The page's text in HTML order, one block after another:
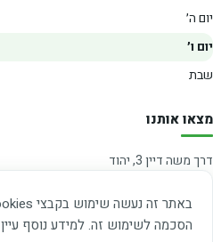
הסכמה לשימוש זה. למידע נוסף עיין
יום ה׳
יום ו׳
שבת
מצאו אותנו
דרך משה דיין 3, יהוד
חברת קווים — קווים 37, 38, 78, 56